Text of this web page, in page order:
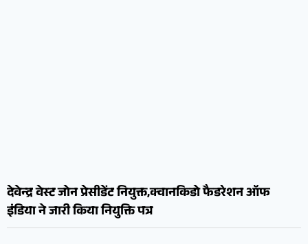
देवेन्द्र वेस्ट जोन प्रेसीडेंट नियुक्त,क्वानकिडो फैडरेशन ऑफ
इंडिया ने जारी किया नियुक्ति पत्र